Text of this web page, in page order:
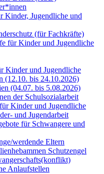
Kinder, Jugendliche und
(für Fachkräfte)
für Kinder und Jugendliche
Kinder und Jugendliche
(12.10. bis 24.10.2026)
(04.07. bis 5.08.2026)
der Schulsozialarbeit
Kinder und Jugendliche
und Jugendarbeit
für Schwangere und
werdende Eltern
Schutzengel
Anlaufstellen